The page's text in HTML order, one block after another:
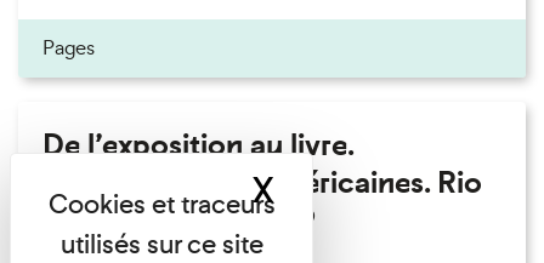
Pages
De l’exposition au livre.
Modernités sud-américaines. Rio
– Buenos Aires 1909
XMasquer le